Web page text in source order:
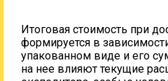
Итоговая стоимость при
формируется в
упакованном виде и его
на нее влияют текущие